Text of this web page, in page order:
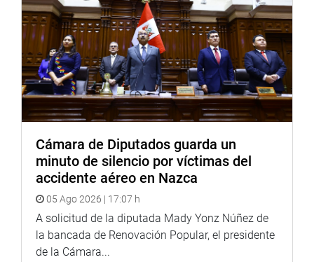
Radio:goo.gl/hMwTg1
fotografia.congreso.gob.pe
Cámara de Diputados guarda un
minuto de silencio por víctimas del
accidente aéreo en Nazca
05 Ago 2026 | 17:07 h
A solicitud de la diputada Mady Yonz Núñez de
la bancada de Renovación Popular, el presidente
de la Cámara...